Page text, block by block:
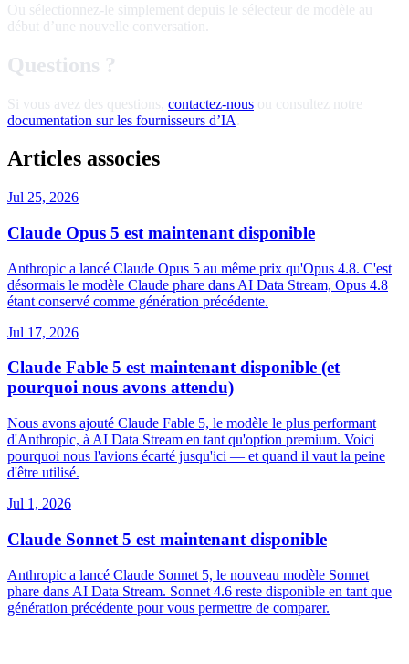
Ou sélectionnez-le simplement depuis le sélecteur de modèle au
début d’une nouvelle conversation.
Questions ?
Si vous avez des questions, contactez-nous ou consultez notre
documentation sur les fournisseurs d’IA
Articles associes
Jul 25, 2026
Claude Opus 5 est maintenant disponible
Anthropic a lancé Claude Opus 5 au même prix qu'Opus 4.8. C'est
désormais le modèle Claude phare dans AI Data Stream, Opus 4.8
étant conservé comme génération précédente.
Jul 17, 2026
Claude Fable 5 est maintenant disponible (et
pourquoi nous avons attendu)
Nous avons ajouté Claude Fable 5, le modèle le plus performant
d'Anthropic, à AI Data Stream en tant qu'option premium. Voici
pourquoi nous l'avions écarté jusqu'ici — et quand il vaut la peine
d'être utilisé.
Jul 1, 2026
Claude Sonnet 5 est maintenant disponible
Anthropic a lancé Claude Sonnet 5, le nouveau modèle Sonnet
phare dans AI Data Stream. Sonnet 4.6 reste disponible en tant que
génération précédente pour vous permettre de comparer.